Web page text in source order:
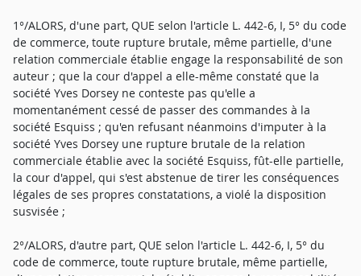
1°/ALORS, d'une part, QUE selon l'article L. 442-6, I, 5° du code
de commerce, toute rupture brutale, même partielle, d'une
relation commerciale établie engage la responsabilité de son
auteur ; que la cour d'appel a elle-même constaté que la
société Yves Dorsey ne conteste pas qu'elle a
momentanément cessé de passer des commandes à la
société Esquiss ; qu'en refusant néanmoins d'imputer à la
société Yves Dorsey une rupture brutale de la relation
commerciale établie avec la société Esquiss, fût-elle partielle,
la cour d'appel, qui s'est abstenue de tirer les conséquences
légales de ses propres constatations, a violé la disposition
susvisée ;
2°/ALORS, d'autre part, QUE selon l'article L. 442-6, I, 5° du
code de commerce, toute rupture brutale, même partielle,